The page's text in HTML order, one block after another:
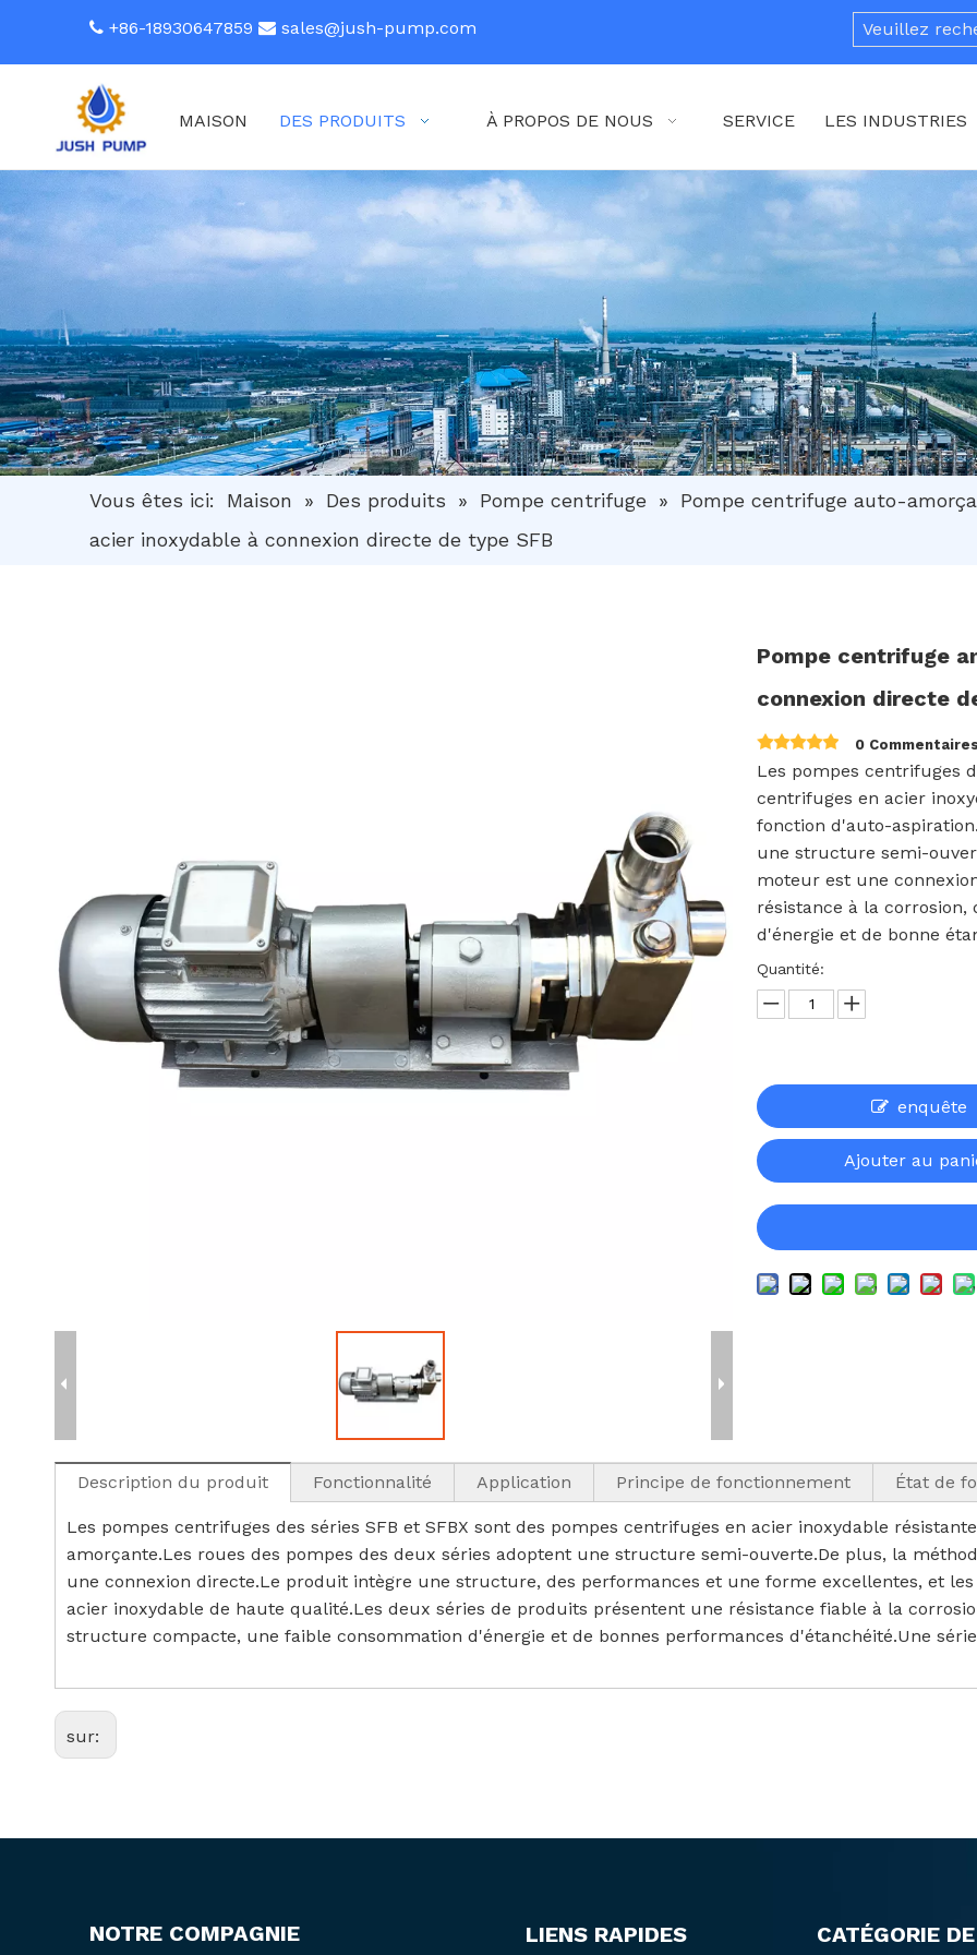
 +86-18930647859  sales@jush-pump.com
MAISON DES PRODUITS À PROPOS DE NOUS SERVICE LES INDUSTRIES
Vous êtes ici: Maison » Des produits » Pompe centrifuge » Pompe centrifuge auto-
acier inoxydable à connexion directe de type SFB
Pompe centrifuge
connexion directe
0 Commentaires
Les pompes centrifuges
centrifuges en acier
fonction d'auto-
une structure semi-
moteur est une
résistance à la
d'énergie et de bonne
Quantité:
enquête
Ajouter au
Description du produit Fonctionnalité Application Principe de fonctionnement État de
Les pompes centrifuges des séries SFB et SFBX sont des pompes centrifuges en acier inoxydable
amorçante.Les roues des pompes des deux séries adoptent une structure semi-ouverte.De plus, la
une connexion directe.Le produit intègre une structure, des performances et une forme excellentes, et
acier inoxydable de haute qualité.Les deux séries de produits présentent une résistance fiable à la
structure compacte, une faible consommation d'énergie et de bonnes performances d'étanchéité.Une
sur:
NOTRE COMPAGNIE LIENS RAPIDES CATÉGORIE